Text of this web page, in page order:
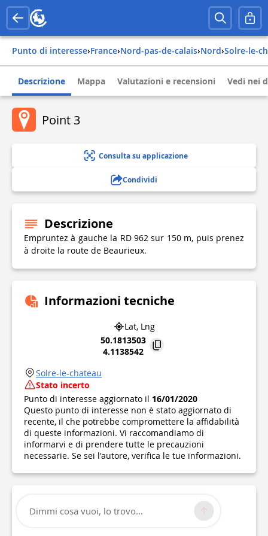
Punto di interesse› france› nord-pas-de-calais› nord› solre-le-
Descrizione Mappa Valutazioni e recensioni Vedi nei
Point 3
Consulta su applicazione
Condividi
Descrizione
Empruntez à gauche la RD 962 sur 150 m, puis prenez
à droite la route de Beaurieux.
Informazioni tecniche
Lat, Lng
50.1813503
4.1138542
Solre-le-chateau
Stato incerto
Punto di interesse aggiornato il 16/01/2020
Questo punto di interesse non è stato aggiornato di
recente, il che potrebbe compromettere la affidabilità
di queste informazioni. Vi raccomandiamo di
informarvi e di prendere tutte le precauzioni
necessarie. Se sei l'autore, verifica le tue informazioni.
Dimmi cosa vuoi, lo trovo...